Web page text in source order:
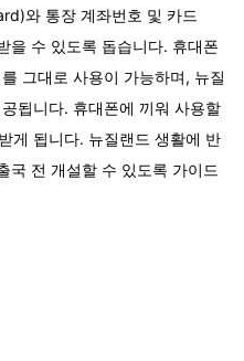
와 통장 계좌번호 및 카드
을 수 있도록 돕습니다. 휴대폰
그대로 사용이 가능하며, 뉴질
됩니다. 휴대폰에 끼워 사용할
게 됩니다. 뉴질랜드 생활에 반
국 전 개설할 수 있도록 가이드